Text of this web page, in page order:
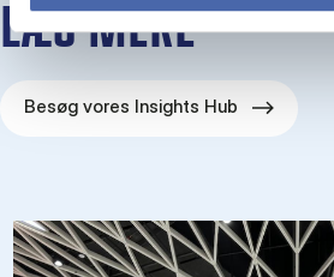
LÆS MERE
Besøg vores Insights Hub